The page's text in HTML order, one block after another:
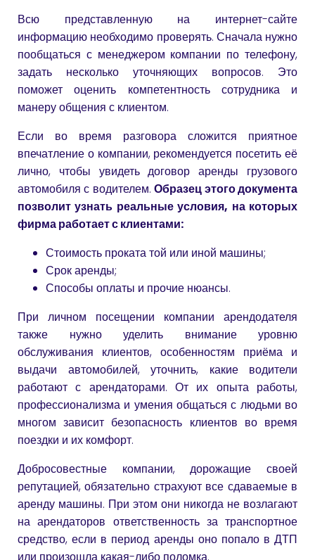
Всю представленную на интернет-сайте
информацию необходимо проверять. Сначала нужно
пообщаться с менеджером компании по телефону,
задать несколько уточняющих вопросов. Это
поможет оценить компетентность сотрудника и
манеру общения с клиентом.
Если во время разговора сложится приятное
впечатление о компании, рекомендуется посетить её
лично, чтобы увидеть договор аренды грузового
автомобиля с водителем. Образец этого документа
позволит узнать реальные условия, на которых
фирма работает с клиентами:
Стоимость проката той или иной машины;
Срок аренды;
Способы оплаты и прочие нюансы.
При личном посещении компании арендодателя
также нужно уделить внимание уровню
обслуживания клиентов, особенностям приёма и
выдачи автомобилей, уточнить, какие водители
работают с арендаторами. От их опыта работы,
профессионализма и умения общаться с людьми во
многом зависит безопасность клиентов во время
поездки и их комфорт.
Добросовестные компании, дорожащие своей
репутацией, обязательно страхуют все сдаваемые в
аренду машины. При этом они никогда не возлагают
на арендаторов ответственность за транспортное
средство, если в период аренды оно попало в ДТП